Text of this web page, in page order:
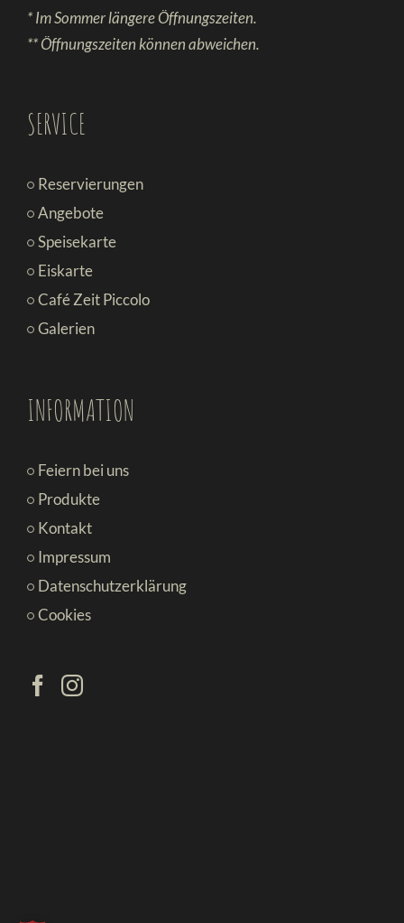
* Im Sommer längere Öffnungszeiten.
** Öffnungszeiten können abweichen.
SERVICE
Reservierungen
Angebote
Speisekarte
Eiskarte
Café Zeit Piccolo
Galerien
INFORMATION
Feiern bei uns
Produkte
Kontakt
Impressum
Datenschutzerklärung
Cookies